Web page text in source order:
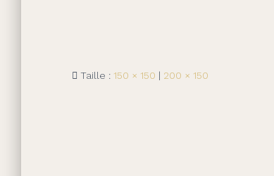
Taille : 150 × 150 | 200 × 150